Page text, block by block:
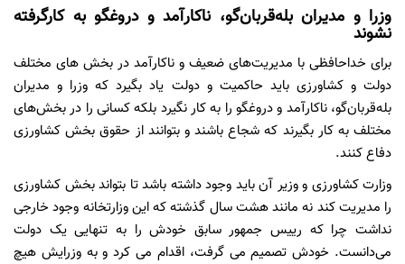
وزرا و مدیران بله‌قربان‌گو، ناکارآمد و دروغگو به کارگرفته
نشوند
برای خداحافظی با مدیریت‌های ضعیف و ناکارآمد در بخش های مختلف
دولت و کشاورزی باید حاکمیت و دولت یاد بگیرد که وزرا و مدیران
بله‌قربان‌گو، ناکارآمد و دروغگو را به کار نگیرد بلکه کسانی را در بخش‌های
مختلف به کار بگیرند که شجاع باشند و بتوانند از حقوق بخش کشاورزی
دفاع کنند.
وزارت کشاورزی و وزیر آن باید وجود داشته باشد تا بتواند بخش کشاورزی
را مدیریت کند نه مانند هشت سال گذشته که این وزارتخانه وجود خارجی
نداشت چرا که رییس جمهور سابق خودش را به تنهایی یک دولت
می‌دانست. خودش تصمیم می گرفت، اقدام می کرد و به وزرایش هیچ